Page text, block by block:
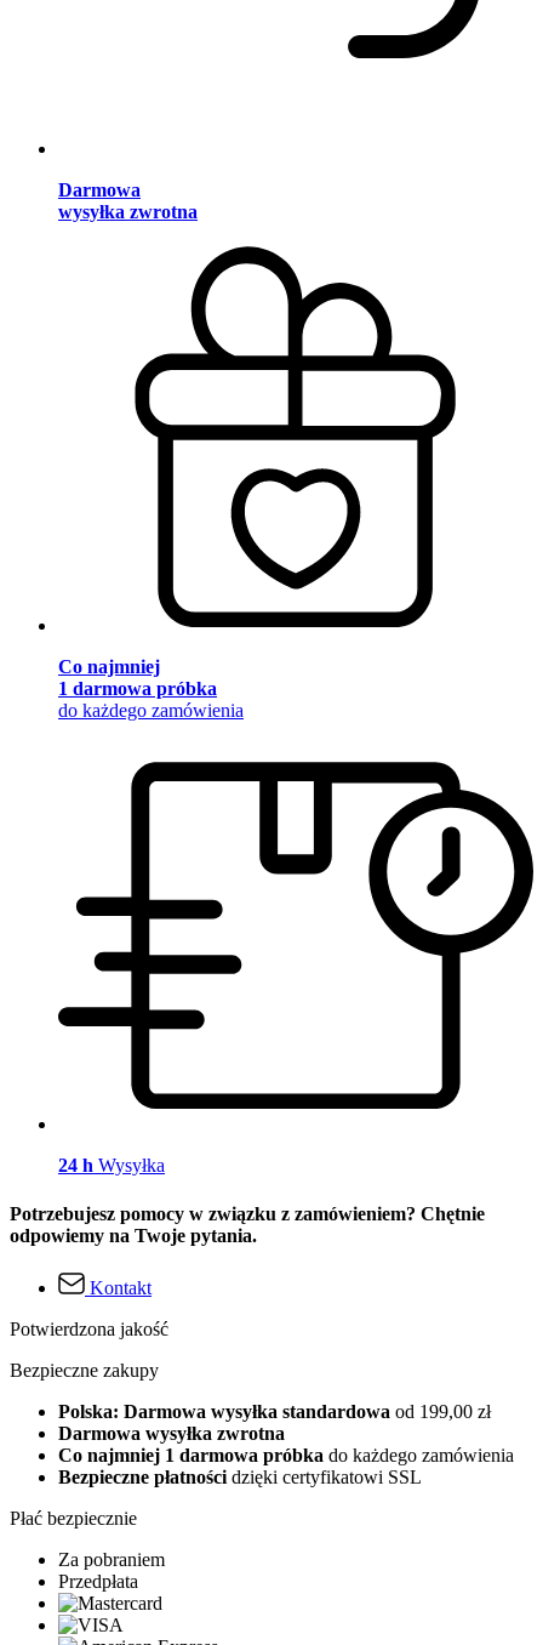
Darmowa
wysyłka zwrotna
Co najmniej
1 darmowa próbka
do każdego zamówienia
24 h Wysyłka
Potrzebujesz pomocy w związku z zamówieniem? Chętnie
odpowiemy na Twoje pytania.
Kontakt
Potwierdzona jakość
Bezpieczne zakupy
Polska: Darmowa wysyłka standardowa od 199,00 zł
Darmowa wysyłka zwrotna
Co najmniej 1 darmowa próbka do każdego zamówienia
Bezpieczne płatności dzięki certyfikatowi SSL
Płać bezpiecznie
Za pobraniem
Przedpłata